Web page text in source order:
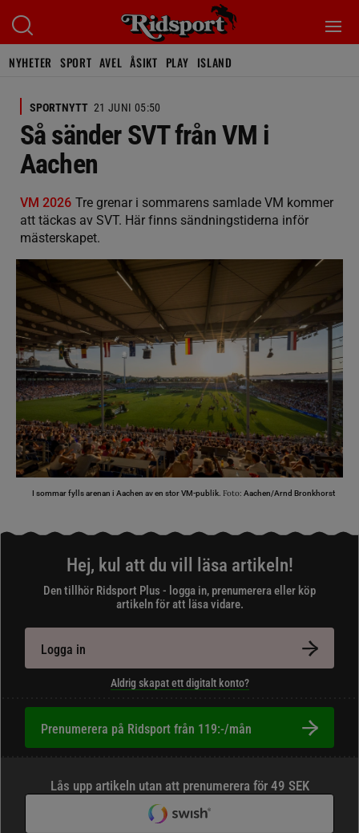
NYHETER SPORT AVEL ÅSIKT PLAY ISLAND
SPORTNYTT 21 JUNI 05:50
Så sänder SVT från VM i
Aachen
VM 2026 Tre grenar i sommarens samlade VM kommer
att täckas av SVT. Här finns sändningstiderna inför
mästerskapet.
I sommar fylls arenan i Aachen av en stor VM-publik. Foto: Aachen/Arnd Bronkhorst
Hej, kul att du vill läsa artikeln!
Den tillhör Ridsport Plus - logga in, prenumerera eller köp
artikeln för att läsa vidare.
Logga in
Aldrig skapat ett digitalt konto?
Prenumerera på Ridsport från 119:-/mån